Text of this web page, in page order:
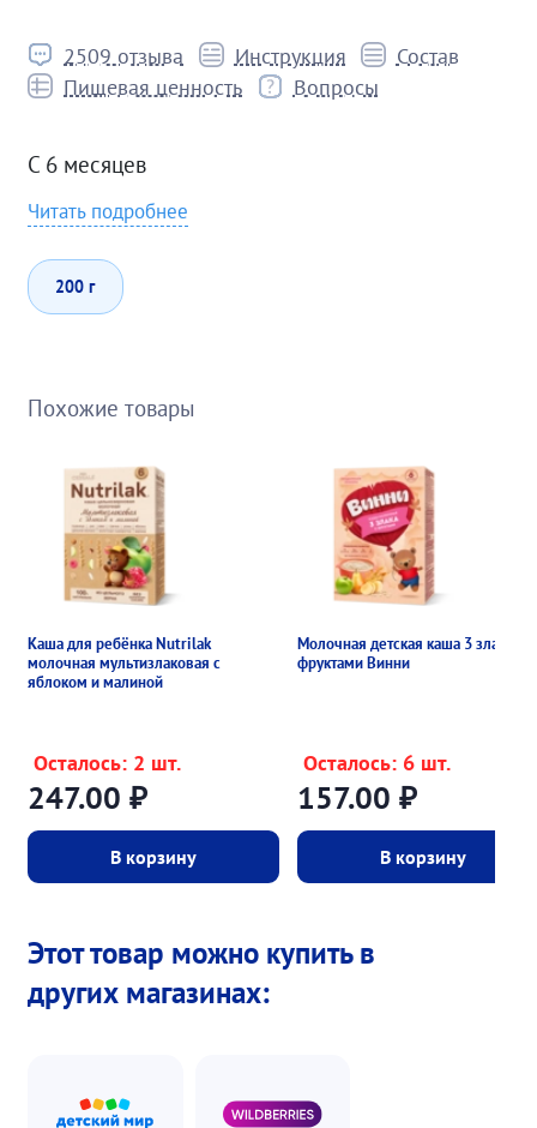
2509 отзыва Инструкция
Состав
Пищевая ценность
Вопросы
С 6 месяцев
Читать подробнее
200 г
Похожие товары
Каша для ребёнка Nutrilak
молочная мультизлаковая с
яблоком и малиной
247.00 ₽
Осталось: 2 шт.
В корзину
Молочная детская каша 3 злака с
фруктами Винни
157.00₽
Осталось: 6 шт.
В корзину
Этот товар можно купить в
других магазинах: